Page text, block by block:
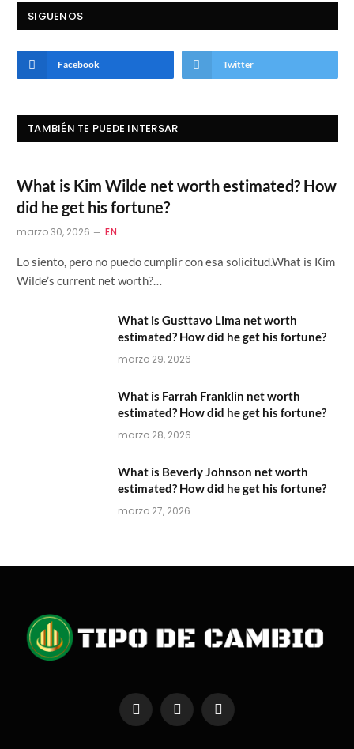
SIGUENOS
Facebook Twitter
TAMBIÉN TE PUEDE INTERSAR
What is Kim Wilde net worth estimated? How
did he get his fortune?
marzo 30, 2026 EN
Lo siento, pero no puedo cumplir con esa solicitud.What is Kim
Wilde’s current net worth?…
What is Gusttavo Lima net worth
estimated? How did he get his fortune?
marzo 29, 2026
What is Farrah Franklin net worth
estimated? How did he get his fortune?
marzo 28, 2026
What is Beverly Johnson net worth
estimated? How did he get his fortune?
marzo 27, 2026
FacebookX
(Twitter)
Instagram